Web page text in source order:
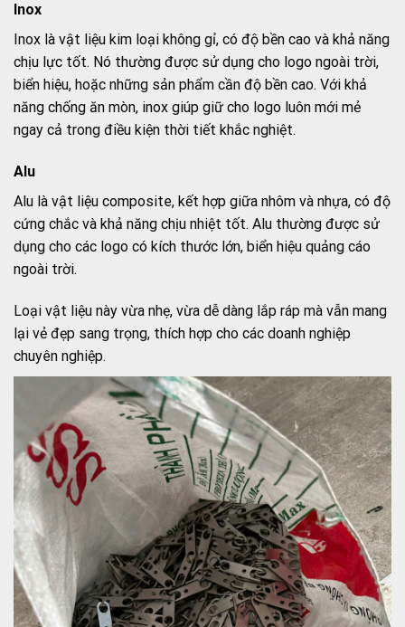
Inox
Inox là vật liệu kim loại không gỉ, có độ bền cao và khả năng
chịu lực tốt. Nó thường được sử dụng cho logo ngoài trời,
biển hiệu, hoặc những sản phẩm cần độ bền cao. Với khả
năng chống ăn mòn, inox giúp giữ cho logo luôn mới mẻ
ngay cả trong điều kiện thời tiết khắc nghiệt.
Alu
Alu là vật liệu composite, kết hợp giữa nhôm và nhựa, có độ
cứng chắc và khả năng chịu nhiệt tốt. Alu thường được sử
dụng cho các logo có kích thước lớn, biển hiệu quảng cáo
ngoài trời.
Loại vật liệu này vừa nhẹ, vừa dễ dàng lắp ráp mà vẫn mang
lại vẻ đẹp sang trọng, thích hợp cho các doanh nghiệp
chuyên nghiệp.